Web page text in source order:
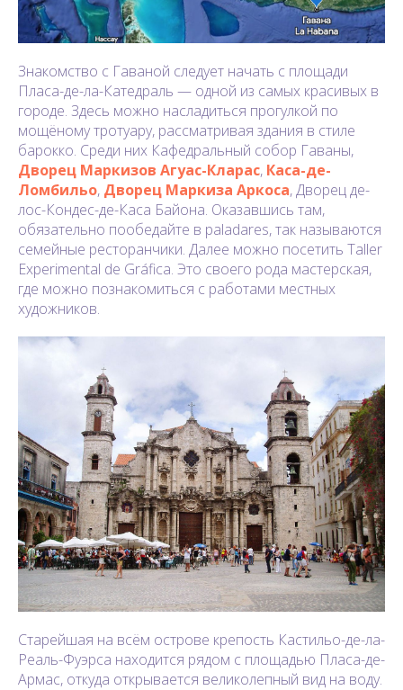
Знакомство с Гаваной следует начать с площади
Пласа-де-ла-Катедраль — одной из самых красивых в
городе. Здесь можно насладиться прогулкой по
мощёному тротуару, рассматривая здания в стиле
барокко. Среди них Кафедральный собор Гаваны,
Дворец Маркизов Агуас-Кларас, Каса-де-
Ломбильо, Дворец Маркиза Аркоса, Дворец де-
лос-Кондес-де-Каса Байона. Оказавшись там,
обязательно пообедайте в paladares, так называются
семейные ресторанчики. Далее можно посетить Taller
Experimental de Gráfica. Это своего рода мастерская,
где можно познакомиться с работами местных
художников.
Старейшая на всём острове крепость Кастильо-де-ла-
Реаль-Фуэрса находится рядом с площадью Пласа-де-
Армас, откуда открывается великолепный вид на воду.